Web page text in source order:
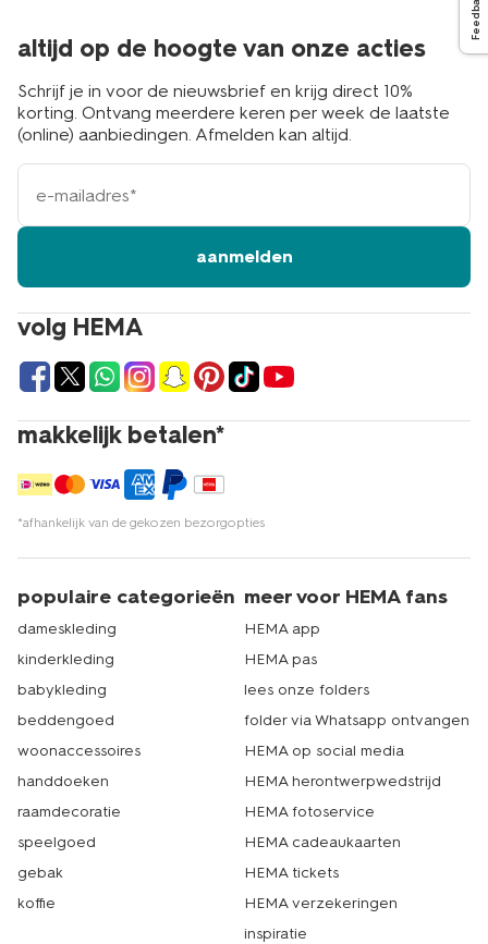
Feedback
volg HEMA
makkelijk betalen*
*afhankelijk van de gekozen bezorgopties
altijd op de hoogte van onze acties
Schrijf je in voor de nieuwsbrief en krijg direct 10%
korting. Ontvang meerdere keren per week de laatste
(online) aanbiedingen. Afmelden kan altijd.
e-
mailadres
aanmelden
populaire categorieën
dameskleding
kinderkleding
babykleding
beddengoed
woonaccessoires
handdoeken
raamdecoratie
speelgoed
gebak
koffie
meer voor HEMA fans
HEMA app
HEMA pas
lees onze folders
folder via Whatsapp ontvangen
HEMA op social media
HEMA herontwerpwedstrijd
HEMA fotoservice
HEMA cadeaukaarten
HEMA tickets
HEMA verzekeringen
inspiratie